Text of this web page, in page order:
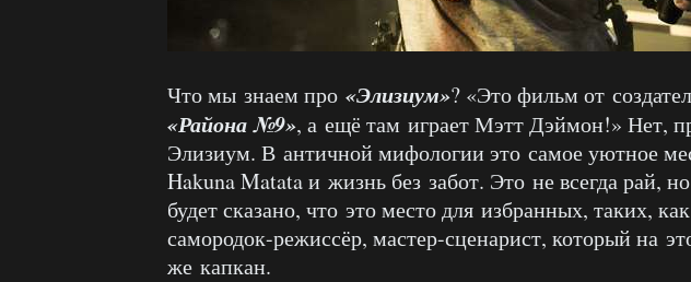
Что мы знаем про «Элизиум»? «Это фильм от
«Района №9», а ещё там играет Мэтт Дэймон!» Нет,
Элизиум. В античной мифологии это самое уютное
Hakuna Matata и жизнь без забот. Это не всегда рай,
будет сказано, что это место для избранных, таких,
самородок-режиссёр, мастер-сценарист, который на
же капкан.